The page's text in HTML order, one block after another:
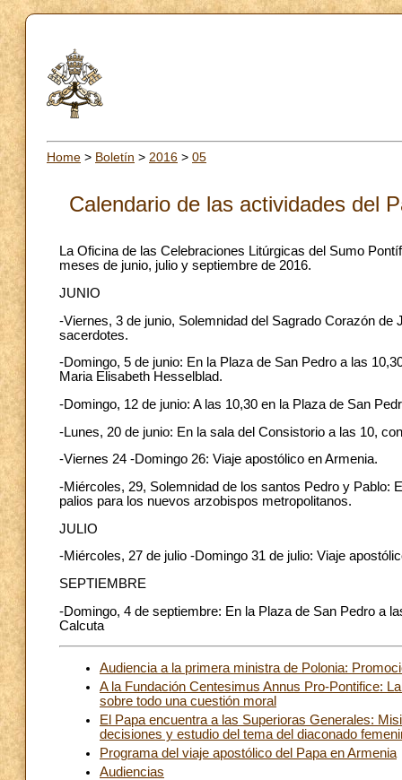
Home > Boletín > 2016 > 05
Calendario de las actividades del
La Oficina de las Celebraciones Litúrgicas del Sumo
meses de junio, julio y septiembre de 2016.
JUNIO
-Viernes, 3 de junio, Solemnidad del Sagrado Corazón
sacerdotes.
-Domingo, 5 de junio: En la Plaza de San Pedro a las
Maria Elisabeth Hesselblad.
-Domingo, 12 de junio: A las 10,30 en la Plaza de San
-Lunes, 20 de junio: En la sala del Consistorio a las 10,
-Viernes 24 -Domingo 26: Viaje apostólico en Armenia.
-Miércoles, 29, Solemnidad de los santos Pedro y Pablo:
palios para los nuevos arzobispos metropolitanos.
JULIO
-Miércoles, 27 de julio -Domingo 31 de julio: Viaje
SEPTIEMBRE
-Domingo, 4 de septiembre: En la Plaza de San Pedro a
Calcuta
Audiencia a la primera ministra de Polonia:
A la Fundación Centesimus Annus Pro-Pontifice:
sobre todo una cuestión moral
El Papa encuentra a las Superioras Generales:
decisiones y estudio del tema del diaconado
Programa del viaje apostólico del Papa en Armenia
Audiencias